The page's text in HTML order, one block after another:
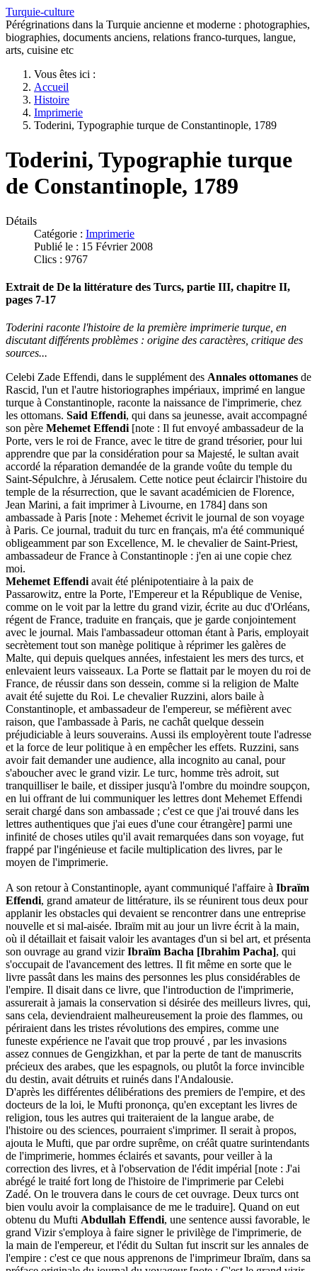
Turquie-culture
Pérégrinations dans la Turquie ancienne et moderne : photographies,
biographies, documents anciens, relations franco-turques, langue,
arts, cuisine etc
Vous êtes ici :
Accueil
Histoire
Imprimerie
Toderini, Typographie turque de Constantinople, 1789
Toderini, Typographie turque
de Constantinople, 1789
Détails
Catégorie : Imprimerie
Publié le : 15 Février 2008
Clics : 9767
Extrait de De la littérature des Turcs, partie III, chapitre II,
pages 7-17
Toderini raconte l'histoire de la première imprimerie turque, en
discutant différents problèmes : origine des caractères, critique des
sources...
Celebi Zade Effendi, dans le supplément des Annales ottomanes de
Rascid, l'un et l'autre historiographes impériaux, imprimé en langue
turque à Constantinople, raconte la naissance de l'imprimerie, chez
les ottomans. Said Effendi, qui dans sa jeunesse, avait accompagné
son père Mehemet Effendi[note : Il fut envoyé ambassadeur de la
Porte, vers le roi de France, avec le titre de grand trésorier, pour lui
apprendre que par la considération pour sa Majesté, le sultan avait
accordé la réparation demandée de la grande voûte du temple du
Saint-Sépulchre, à Jérusalem. Cette notice peut éclaircir l'histoire du
temple de la résurrection, que le savant académicien de Florence,
Jean Marini, a fait imprimer à Livourne, en 1784] dans son
ambassade à Paris [note : Mehemet écrivit le journal de son voyage
à Paris. Ce journal, traduit du turc en français, m'a été communiqué
obligeamment par son Excellence, M. le chevalier de Saint-Priest,
ambassadeur de France à Constantinople : j'en ai une copie chez
moi.
Mehemet Effendiavait été plénipotentiaire à la paix de
Passarowitz, entre la Porte, l'Empereur et la République de Venise,
comme on le voit par la lettre du grand vizir, écrite au duc d'Orléans,
régent de France, traduite en français, que je garde conjointement
avec le journal. Mais l'ambassadeur ottoman étant à Paris, employait
secrètement tout son manège politique à réprimer les galères de
Malte, qui depuis quelques années, infestaient les mers des turcs, et
enlevaient leurs vaisseaux. La Porte se flattait par le moyen du roi de
France, de réussir dans son dessein, comme si la religion de Malte
avait été sujette du Roi. Le chevalier Ruzzini, alors baile à
Constantinople, et ambassadeur de l'empereur, se méfièrent avec
raison, que l'ambassade à Paris, ne cachât quelque dessein
préjudiciable à leurs souverains. Aussi ils employèrent toute l'adresse
et la force de leur politique à en empêcher les effets. Ruzzini, sans
avoir fait demander une audience, alla incognito au canal, pour
s'aboucher avec le grand vizir. Le turc, homme très adroit, sut
tranquilliser le baile, et dissiper jusqu'à l'ombre du moindre soupçon,
en lui offrant de lui communiquer les lettres dont Mehemet Effendi
serait chargé dans son ambassade ; c'est ce que j'ai trouvé dans les
lettres authentiques que j'ai eues d'une cour étrangère] parmi une
infinité de choses utiles qu'il avait remarquées dans son voyage, fut
frappé par l'ingénieuse et facile multiplication des livres, par le
moyen de l'imprimerie.
A son retour à Constantinople, ayant communiqué l'affaire à Ibraïm
Effendi, grand amateur de littérature, ils se réunirent tous deux pour
applanir les obstacles qui devaient se rencontrer dans une entreprise
nouvelle et si mal-aisée. Ibraïm mit au jour un livre écrit à la main,
où il détaillait et faisait valoir les avantages d'un si bel art, et présenta
son ouvrage au grand vizirIbraïm Bacha [Ibrahim Pacha], qui
s'occupait de l'avancement des lettres. Il fit même en sorte que le
livre passât dans les mains des personnes les plus considérables de
l'empire. Il disait dans ce livre, que l'introduction de l'imprimerie,
assurerait à jamais la conservation si désirée des meilleurs livres, qui,
sans cela, deviendraient malheureusement la proie des flammes, ou
périraient dans les tristes révolutions des empires, comme une
funeste expérience ne l'avait que trop prouvé , par les invasions
assez connues de Gengizkhan, et par la perte de tant de manuscrits
précieux des arabes, que les espagnols, ou plutôt la force invincible
du destin, avait détruits et ruinés dans l'Andalousie.
D'après les différentes délibérations des premiers de l'empire, et des
docteurs de la loi, le Mufti prononça, qu'en exceptant les livres de
religion, tous les autres qui traiteraient de la langue arabe, de
l'histoire ou des sciences, pourraient s'imprimer. Il serait à propos,
ajouta le Mufti, que par ordre suprême, on créât quatre surintendants
de l'imprimerie, hommes éclairés et savants, pour veiller à la
correction des livres, et à l'observation de l'édit impérial [note : J'ai
abrégé le traité fort long de l'histoire de l'imprimerie par Celebi
Zadé. On le trouvera dans le cours de cet ouvrage. Deux turcs ont
bien voulu avoir la complaisance de me le traduire]. Quand on eut
obtenu du Mufti Abdullah Effendi, une sentence aussi favorable, le
grand Vizir s'employa à faire signer le privilège de l'imprimerie, de
la main de l'empereur, et l'édit du Sultan fut inscrit sur les annales de
l'empire : c'est ce que nous apprenons de l'imprimeur Ibraïm, dans sa